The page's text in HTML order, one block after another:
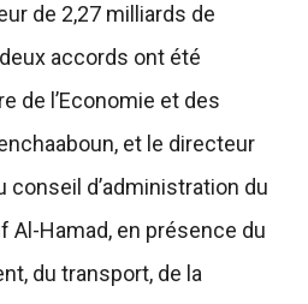
de 2,27 milliards de
accords ont été
de l’Economie et des
et le directeur
conseil d’administration du
Al-Hamad, en présence du
du transport, de la